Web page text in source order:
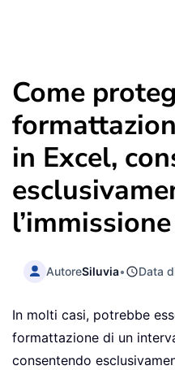
Come
in Excel,
AutoreSiluvia• Data
In molti casi, potrebbe
formattazione di un
consentendo